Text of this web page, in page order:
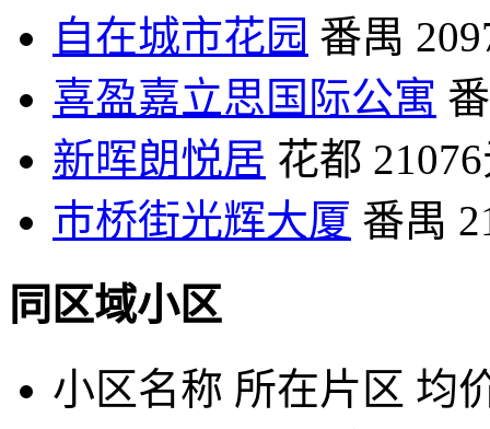
自在城市花园 番禺
喜盈嘉立思国际公寓
新晖朗悦居 花都
巿桥街光辉大厦 番禺
同区域小区
小区名称 所在片区 均